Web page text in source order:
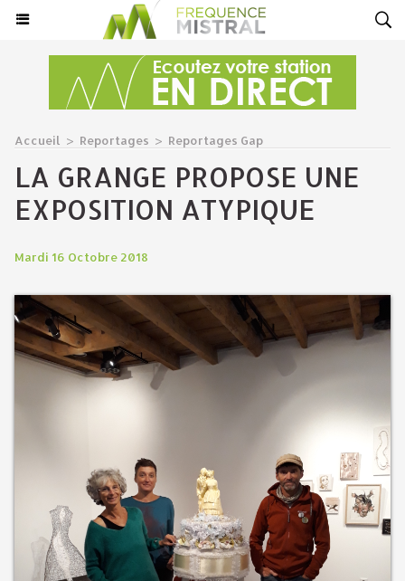
Accueil > Reportages > Reportages Gap
LA GRANGE PROPOSE UNE
EXPOSITION ATYPIQUE
Mardi 16 Octobre 2018